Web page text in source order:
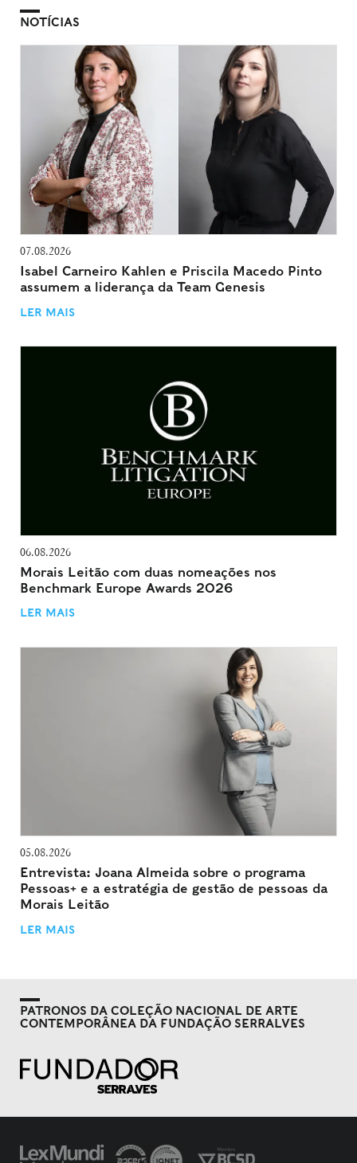
NOTÍCIAS
07.08.2026
Isabel Carneiro Kahlen e Priscila Macedo Pinto
assumem a liderança da Team Genesis
LER MAIS
06.08.2026
Morais Leitão com duas nomeações nos
Benchmark Europe Awards 2026
LER MAIS
05.08.2026
Entrevista: Joana Almeida sobre o programa
Pessoas+ e a estratégia de gestão de pessoas da
Morais Leitão
LER MAIS
PATRONOS DA COLEÇÃO NACIONAL DE ARTE
CONTEMPORÂNEA DA FUNDAÇÃO SERRALVES